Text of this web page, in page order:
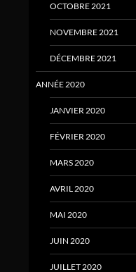
OCTOBRE 2021
NOVEMBRE 2021
DÉCEMBRE 2021
ANNÉE 2020
JANVIER 2020
FÉVRIER 2020
MARS 2020
AVRIL 2020
MAI 2020
JUIN 2020
JUILLET 2020